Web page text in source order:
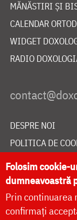
MĂNĂSTIRI ȘI
CALENDAR
WIDGET
RADIO
DESPRE NOI
POLITICA DE
DONEAZĂ
LIVE
Folosim cookie-
dumneavoastră
Prin continuarea
confirmați